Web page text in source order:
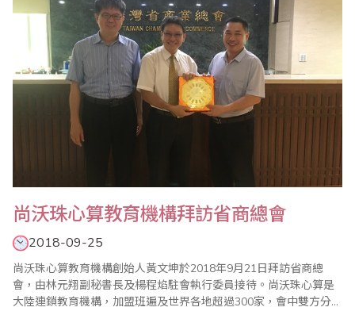
尚沃珠心算教育機構拜訪省商總會
2018-09-25
尚沃珠心算教育機構創始人黃文坤於2018年9月21日拜訪省商總
會，由林元翔副秘書長及楊程焰駐會執行委員接待。尚沃珠心算是
大陸連鎖教育機構，加盟班遍及世界各地超過300家，會中雙方分享